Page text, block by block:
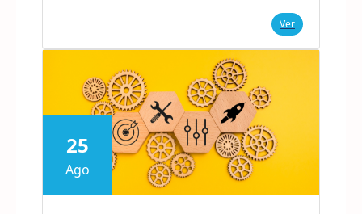
Ver
25
Ago